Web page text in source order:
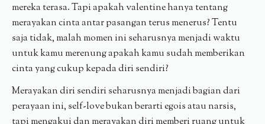
mereka terasa. Tapi apakah valentine hanya tentang
merayakan cinta antar pasangan terus menerus? Tentu
saja tidak, malah momen ini seharusnya menjadi waktu
untuk kamu merenung apakah kamu sudah memberikan
cinta yang cukup kepada diri sendiri?
Merayakan diri sendiri seharusnya menjadi bagian dari
perayaan ini, self-love bukan berarti egois atau narsis,